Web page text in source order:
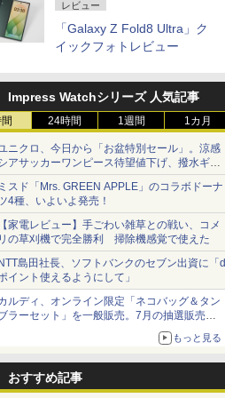
レビュー
「Galaxy Z Fold8 Ultra」ク
イックフォトレビュー
Impress Watchシリーズ 人気記事
24時間 1週間 1カ月
ニクロ、今日から「お盆特別セール」。涼感
アサッカーワンピース待望値下げ、撥水ギア
ョーツは1990円に
スド「Mrs. GREEN APPLE」のコラボドーナ
4種、いよいよ発売！
家電レビュー】手ごわい雑草との戦い、コメ
の草刈機で完全勝利 掃除機感覚で使えた
島田社長、ソフトバンクのセブン出資に「d
イント使えるようにして」
ルディ、オンライン限定「ネコバッグ＆タン
ラーセット」を一般販売。7月の抽選販売の
もっと見る
おすすめ記事